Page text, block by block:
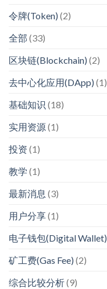
令牌(Token) (2)
全部 (33)
区块链(Blockchain) (2)
去中心化应用(DApp) (1)
基础知识 (18)
实用资源(1)
投资 (1)
教学 (1)
最新消息 (3)
用户分享(1)
电子钱包(Digital Wallet)
矿工费(Gas Fee) (2)
综合比较分析(9)